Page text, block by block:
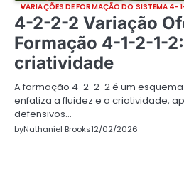
VARIAÇÕES DE FORMAÇÃO DO SISTEMA
4-2-2-2 Variação
Formação 4-1-2-1-
criatividade
A formação 4-2-2-2 é um
enfatiza a fluidez e a criatividade,
defensivos…
byNathaniel Brooks12/02/2026